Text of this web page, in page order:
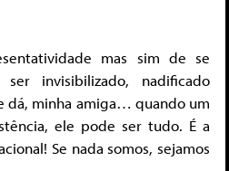
mas sim de se
invisibilizado, nadificado
dá, minha amiga… quando um
ele pode ser tudo. É a
Se nada somos, sejamos